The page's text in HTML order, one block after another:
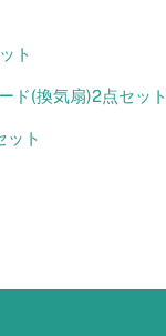
ト
ド(換気扇)2点セット
ット